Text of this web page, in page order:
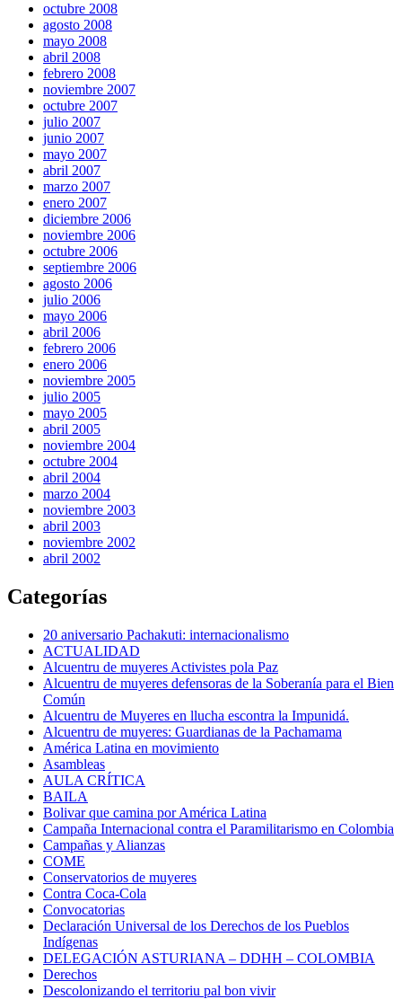
octubre 2008
agosto 2008
mayo 2008
abril 2008
febrero 2008
noviembre 2007
octubre 2007
julio 2007
junio 2007
mayo 2007
abril 2007
marzo 2007
enero 2007
diciembre 2006
noviembre 2006
octubre 2006
septiembre 2006
agosto 2006
julio 2006
mayo 2006
abril 2006
febrero 2006
enero 2006
noviembre 2005
julio 2005
mayo 2005
abril 2005
noviembre 2004
octubre 2004
abril 2004
marzo 2004
noviembre 2003
abril 2003
noviembre 2002
abril 2002
Categorías
20 aniversario Pachakuti: internacionalismo
ACTUALIDAD
Alcuentru de muyeres Activistes pola Paz
Alcuentru de muyeres defensoras de la Soberanía para el Bien
Común
Alcuentru de Muyeres en llucha escontra la Impunidá.
Alcuentru de muyeres: Guardianas de la Pachamama
América Latina en movimiento
Asambleas
AULA CRÍTICA
BAILA
Bolivar que camina por América Latina
Campaña Internacional contra el Paramilitarismo en Colombia
Campañas y Alianzas
COME
Conservatorios de muyeres
Contra Coca-Cola
Convocatorias
Declaración Universal de los Derechos de los Pueblos
Indígenas
DELEGACIÓN ASTURIANA – DDHH – COLOMBIA
Derechos
Descolonizando el territoriu pal bon vivir